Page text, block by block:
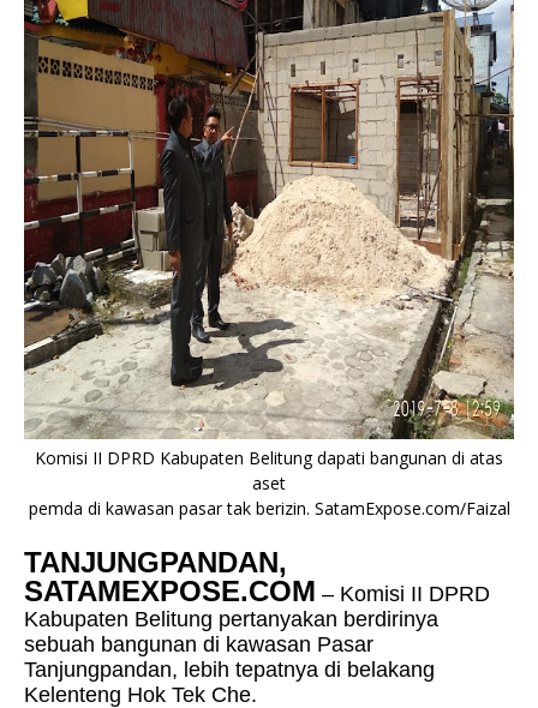
Komisi II DPRD Kabupaten Belitung dapati bangunan di atas
aset
pemda di kawasan pasar tak berizin. SatamExpose.com/Faizal
TANJUNGPANDAN,
SATAMEXPOSE.COM – Komisi II DPRD
Kabupaten Belitung pertanyakan berdirinya
sebuah bangunan di kawasan Pasar
Tanjungpandan, lebih tepatnya di belakang
Kelenteng Hok Tek Che.